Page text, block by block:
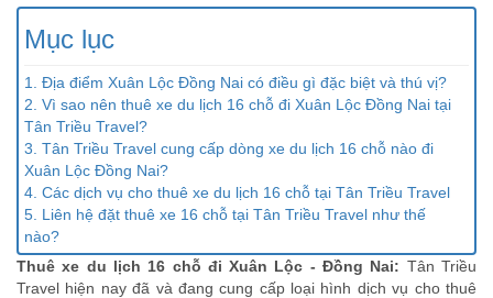
Mục lục
1. Địa điểm Xuân Lộc Đồng Nai có điều gì đặc biệt và thú vị?
2. Vì sao nên thuê xe du lịch 16 chỗ đi Xuân Lộc Đồng Nai tại
Tân Triều Travel?
3. Tân Triều Travel cung cấp dòng xe du lịch 16 chỗ nào đi
Xuân Lộc Đồng Nai?
4. Các dịch vụ cho thuê xe du lịch 16 chỗ tại Tân Triều Travel
5. Liên hệ đặt thuê xe 16 chỗ tại Tân Triều Travel như thế
nào?
Thuê xe du lịch 16 chỗ đi Xuân Lộc - Đồng Nai: Tân Triều
Travel hiện nay đã và đang cung cấp loại hình dịch vụ cho thuê